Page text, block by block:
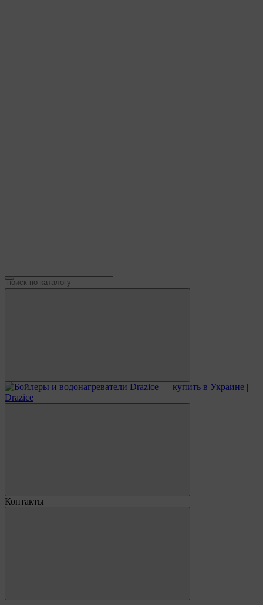
Контакты